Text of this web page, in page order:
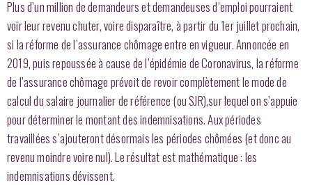
Plus d’un million de demandeurs et demandeuses d’emploi pourraient
voir leur revenu chuter, voire disparaître, à partir du 1er juillet prochain,
si la réforme de l’assurance chômage entre en vigueur. Annoncée en
2019, puis repoussée à cause de l’épidémie de Coronavirus, la réforme
de l’assurance chômage prévoit de revoir complètement le mode de
calcul du salaire journalier de référence (ou SJR),sur lequel on s’appuie
pour déterminer le montant des indemnisations. Aux périodes
travaillées s’ajouteront désormais les périodes chômées (et donc au
revenu moindre voire nul). Le résultat est mathématique : les
indemnisations dévissent.